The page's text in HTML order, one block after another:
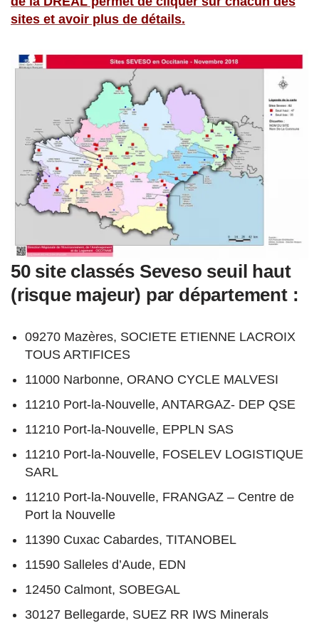
sites et avoir plus de détails.
50 site classés Seveso seuil haut
(risque majeur) par département :
09270 Mazères, SOCIETE ETIENNE LACROIX
TOUS ARTIFICES
11000 Narbonne, ORANO CYCLE MALVESI
11210 Port-la-Nouvelle, ANTARGAZ- DEP QSE
11210 Port-la-Nouvelle, EPPLN SAS
11210 Port-la-Nouvelle, FOSELEV LOGISTIQUE
SARL
11210 Port-la-Nouvelle, FRANGAZ – Centre de
Port la Nouvelle
11390 Cuxac Cabardes, TITANOBEL
11590 Salleles d’Aude, EDN
12450 Calmont, SOBEGAL
30127 Bellegarde, SUEZ RR IWS Minerals